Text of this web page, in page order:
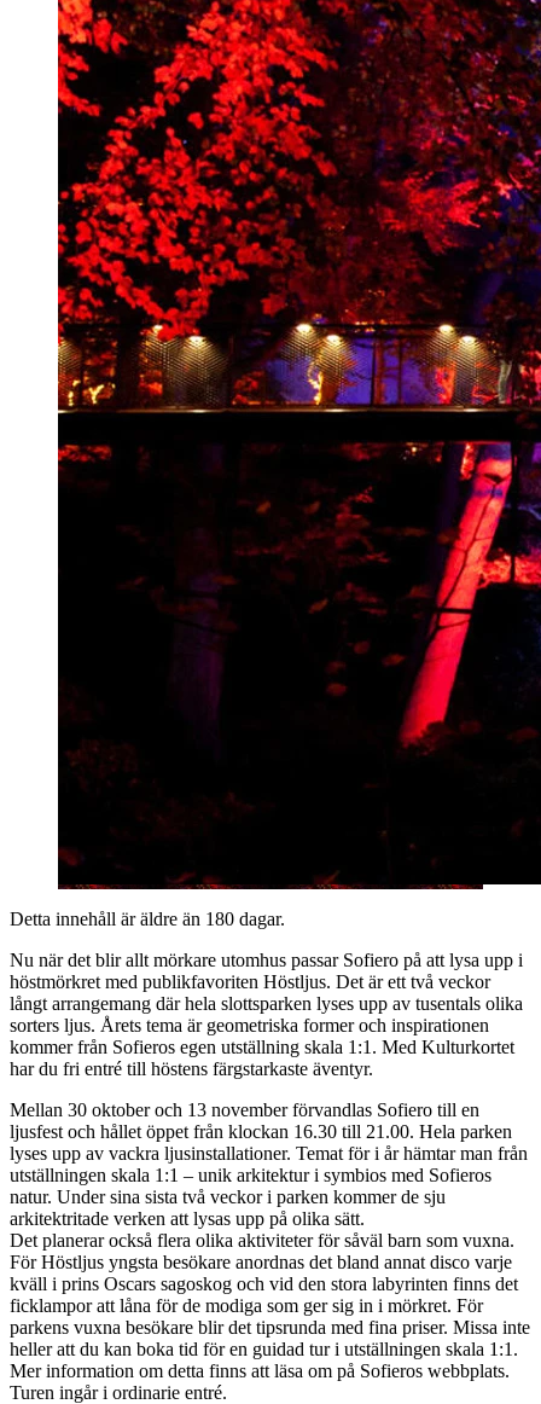
Detta innehåll är äldre än 180 dagar.
Nu när det blir allt mörkare utomhus passar Sofiero på att lysa upp i
höstmörkret med publikfavoriten Höstljus. Det är ett två veckor
långt arrangemang där hela slottsparken lyses upp av tusentals olika
sorters ljus. Årets tema är geometriska former och inspirationen
kommer från Sofieros egen utställning skala 1:1. Med Kulturkortet
har du fri entré till höstens färgstarkaste äventyr.
Mellan 30 oktober och 13 november förvandlas Sofiero till en
ljusfest och hållet öppet från klockan 16.30 till 21.00. Hela parken
lyses upp av vackra ljusinstallationer. Temat för i år hämtar man från
utställningen skala 1:1 – unik arkitektur i symbios med Sofieros
natur. Under sina sista två veckor i parken kommer de sju
arkitektritade verken att lysas upp på olika sätt.
Det planerar också flera olika aktiviteter för såväl barn som vuxna.
För Höstljus yngsta besökare anordnas det bland annat disco varje
kväll i prins Oscars sagoskog och vid den stora labyrinten finns det
ficklampor att låna för de modiga som ger sig in i mörkret. För
parkens vuxna besökare blir det tipsrunda med fina priser. Missa inte
heller att du kan boka tid för en guidad tur i utställningen skala 1:1.
Mer information om detta finns att läsa om på Sofieros webbplats.
Turen ingår i ordinarie entré.